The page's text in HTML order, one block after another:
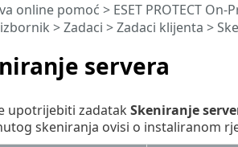
servera
online pomoć > ESET PROTECT On-
>Zadaci >Zadaci klijenta >
upotrijebiti zadatak Skeniranje
skeniranja ovisi o instaliranom